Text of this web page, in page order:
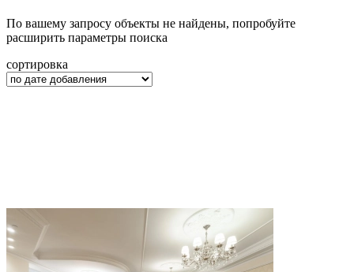
По вашему запросу объекты не найдены, попробуйте
расширить параметры поиска
сортировка